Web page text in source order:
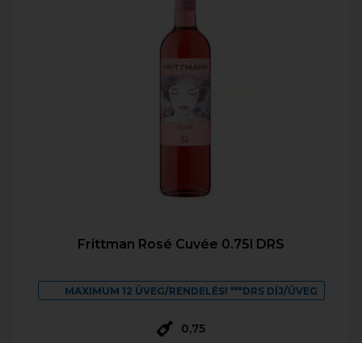
Frittman Rosé Cuvée 0.75l DRS
MAXIMUM 12 ÜVEG/RENDELÉS! ***DRS DÍJ/ÜVEG
0,75